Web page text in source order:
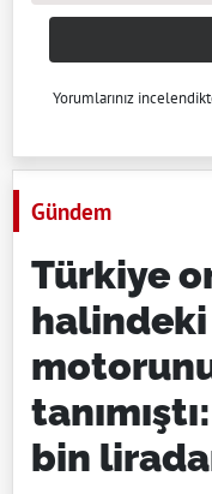
Yorumlarınız
Gündem
Türkiye
bin